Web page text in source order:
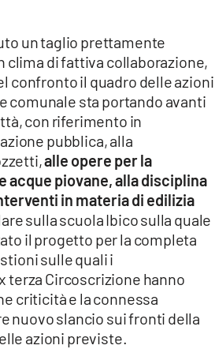
un taglio prettamente
clima di fattiva collaborazione,
confronto il quadro delle azioni
comunale sta portando avanti
con riferimento in
pubblica, alla
alle opere per la
acque piovane, alla disciplina
in materia di edilizia
sulla scuola Ibico sulla quale
il progetto per la completa
sulle quali i
terza Circoscrizione hanno
criticità e la connessa
nuovo slancio sui fronti della
azioni previste.